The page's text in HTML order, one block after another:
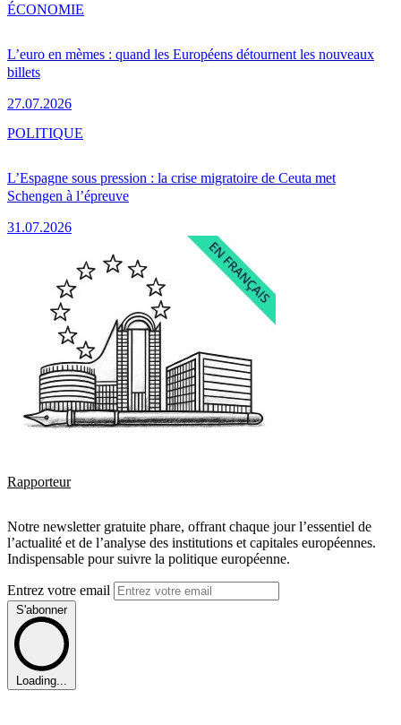
L’euro en mèmes : quand les Européens détournent les nouveaux
billets
27.07.2026
ÉCONOMIE
L’Espagne sous pression : la crise migratoire de Ceuta met
Schengen à l’épreuve
31.07.2026
POLITIQUE
Rapporteur
Notre newsletter gratuite phare, offrant chaque jour l’essentiel de
l’actualité et de l’analyse des institutions et capitales européennes.
Indispensable pour suivre la politique européenne.
Entrez votre email
S'abonner
Loading...